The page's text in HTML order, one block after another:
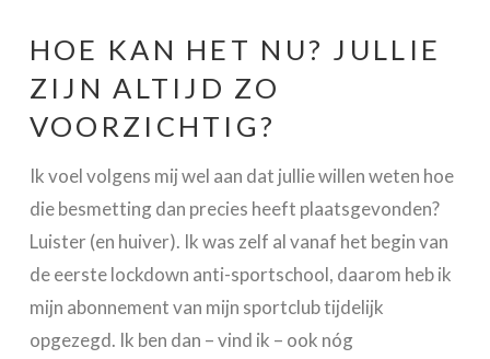
HOE KAN HET NU? JULLIE
ZIJN ALTIJD ZO
VOORZICHTIG?
Ik voel volgens mij wel aan dat jullie willen weten hoe
die besmetting dan precies heeft plaatsgevonden?
Luister (en huiver). Ik was zelf al vanaf het begin van
de eerste lockdown anti-sportschool, daarom heb ik
mijn abonnement van mijn sportclub tijdelijk
opgezegd. Ik ben dan – vind ik – ook nóg